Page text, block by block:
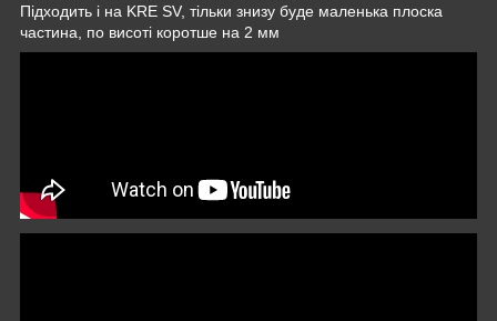
Підходить і на KRE SV, тільки знизу буде маленька плоска
частина, по висоті коротше на 2 мм